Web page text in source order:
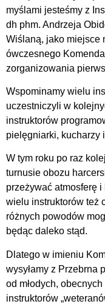
myślami jesteśmy z
dh phm. Andrzeja
Wiślaną, jako miejsce
ówczesnego
zorganizowania
Wspominamy wielu
uczestniczyli w
instruktorów
pielęgniarki, kucharzy
W tym roku po raz
turnusie obozu
przeżywać atmosferę
wielu instruktorów też
różnych powodów
będąc daleko stąd.
Dlatego w imieniu
wysyłamy z Przebrna
od młodych,
instruktorów